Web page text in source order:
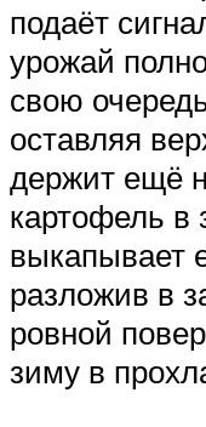
подаёт
урожай
свою
оставляя
держит ещё
картофель в
выкапывает
разложив в
ровной
зиму в